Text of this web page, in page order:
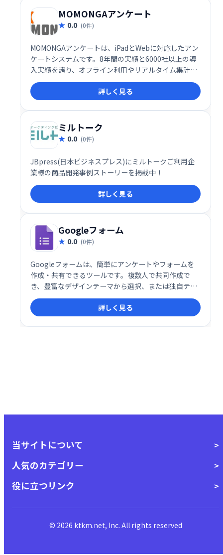
MOMONGAアンケート
0.0 (0件)
MOMONGAアンケートは、iPadとWebに対応したアン
ケートシステムです。8年間の実績と6000社以上の導
入実績を誇り、オフライン利用やリアルタイム集計、
名刺データ化など、ビジネスシーンに最適な機能を備
えています。展示会やイベントなどでの活用事例も多
数。効率的なアンケート実施をサポートします。
詳しく見る
ミルトーク
0.0 (0件)
JBpress(日本ビジネスプレス)にミルトークご利用企
業様の商品開発事例ストーリーを掲載中！
詳しく見る
Googleフォーム
0.0 (0件)
Googleフォームは、簡単にアンケートやフォームを
作成・共有できるツールです。複数人で共同作成で
き、豊富なデザインテーマから選択、または独自テー
マを作成することも可能です。集計結果も自動で表示
され、効率的なデータ収集を実現します。
詳しく見る
当サイトについて
人気のカテゴリー
役に立つリンク
© 2026 ktkm.net, Inc. All rights reserved